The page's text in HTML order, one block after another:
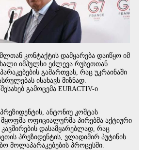
კონტაქტის დამყარება დაიწყო იმ
იმპულსი ეძლევა რუსეთთან
გამართვას, რაც უკრაინაში
ისახავს მიზნად.
გამოცემა EURACTIV-ი
ანტონიუ კოშტას
მყოფმა ოფიციალურმა პირებმა აქტიური
კავშირების დასამყარებლად, რაც
პრეზიდენტის, ვლადიმირ პუტინის
მოლაპარაკებების პროცესში.